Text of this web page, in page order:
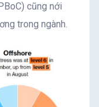
cũng nới
trong ngành.